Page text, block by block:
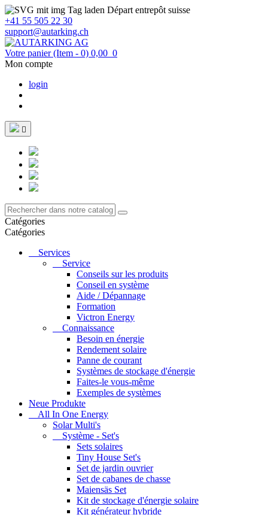
Départ entrepôt suisse
+41 55 505 22 30
support@autarking.ch
Votre panier (Item - 0) 0,00 0
Mon compte
login

Catégories
Catégories
Services
Service
Conseils sur les produits
Conseil en système
Aide / Dépannage
Formation
Victron Energy
Connaissance
Besoin en énergie
Rendement solaire
Panne de courant
Systèmes de stockage d'énergie
Faites-le vous-même
Exemples de systèmes
Neue Produkte
All In One Energy
Solar Multi's
Système - Set's
Sets solaires
Tiny House Set's
Set de jardin ouvrier
Set de cabanes de chasse
Maiensäs Set
Kit de stockage d'énergie solaire
Kit générateur hybride